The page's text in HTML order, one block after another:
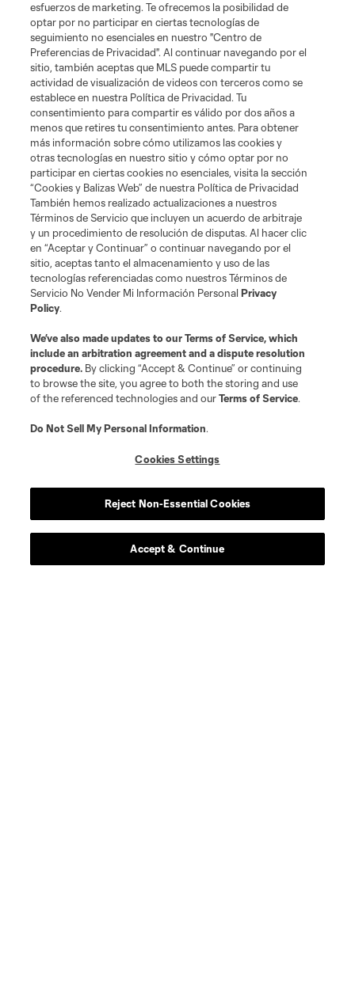
esfuerzos de marketing. Te ofrecemos la posibilidad de
optar por no participar en ciertas tecnologías de
seguimiento no esenciales en nuestro "Centro de
Preferencias de Privacidad". Al continuar navegando por el
sitio, también aceptas que MLS puede compartir tu
actividad de visualización de videos con terceros como se
establece en nuestra Política de Privacidad. Tu
consentimiento para compartir es válido por dos años a
menos que retires tu consentimiento antes. Para obtener
más información sobre cómo utilizamos las cookies y
otras tecnologías en nuestro sitio y cómo optar por no
participar en ciertas cookies no esenciales, visita la sección
“Cookies y Balizas Web” de nuestra Política de Privacidad
También hemos realizado actualizaciones a nuestros
Términos de Servicio que incluyen un acuerdo de arbitraje
y un procedimiento de resolución de disputas. Al hacer clic
en “Aceptar y Continuar” o continuar navegando por el
sitio, aceptas tanto el almacenamiento y uso de las
tecnologías referenciadas como nuestros Términos de
Servicio No Vender Mi Información PersonalPrivacy
Policy.
We’ve also made updates to ourTerms of Service, which
include an arbitration agreement and a dispute resolution
procedure. By clicking “Accept & Continue” or continuing
to browse the site, you agree to both the storing and use
of the referenced technologies and ourTerms of Service.
Do Not Sell My Personal Information.
Cookies Settings
Reject Non-Essential Cookies
Accept & Continue